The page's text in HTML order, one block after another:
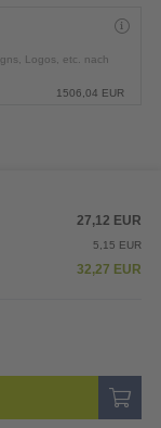
Logos, etc. nach
1506,04 EUR
27,12 EUR
5,15 EUR
32,27 EUR